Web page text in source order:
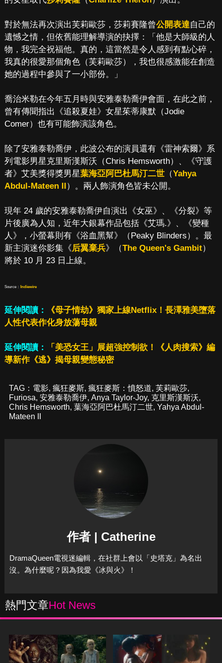
對於無法再次演出芙莉歐莎，莎莉賽隆曾公開表達自己的
遺憾之情，但依舊能理解導演的抉擇：「他是大師級的人
物，我完全祝福他。真的，這當然是令人感到有點心碎，
我真的很愛那個角色（芙莉歐莎），我也很感激能在創造
她的過程中參與了一小部份。」
喬治米勒在今年五月時與安雅泰勒喬伊會面，在此之前，
曾有傳聞指出《追殺夏娃》女星茱蒂康默（Jodie
Comer）也有可能飾演該角色。
除了安雅泰勒喬伊，此波公布的演員還有《雷神索爾》系
列電影男星克里斯漢斯沃（Chris Hemsworth）、《守護
者》艾美獎得獎男星葉海亞阿巴杜馬汀二世（Yahya
Abdul-Mateen II）。兩人飾演角色皆未公開。
現年 24 歲的安雅泰勒喬伊自演出《女巫》、《分裂》等
片後廣為人知，近年大銀幕作品包括《艾瑪.》、《變種
人》，小螢幕則有《浴血黑幫》（Peaky Blinders）。最
新主演迷你影集《后翼棄兵》（The Queen's Gambit）
將於 10 月 23 日上線。
Source： Indiewire
延伸閱讀：
《母子情劫》獨家上線Netflix！長澤雅美墮落
人性代表作化身放蕩母親
延伸閱讀：
「美恐女王」展超強控制欲！《人肉搜索》編
導新作《逃》揭母親變態秘密
TAG： 電影, 瘋狂麥斯, 瘋狂麥斯：憤怒道, 芙莉歐莎,
Furiosa, 安雅泰勒喬伊, Anya Taylor-Joy, 克里斯漢斯沃,
Chris Hemsworth, 葉海亞阿巴杜馬汀二世, Yahya Abdul-
Mateen II
作者 | Catherine
DramaQueen電視迷編輯，在社群上會以「史塔克」為名出
沒。為什麼呢？因為我愛《冰與火》！
熱門文章Hot News